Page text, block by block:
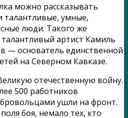
можно рассказывать
талантливые, умные,
люди. Такого же
артист Камиль
— основатель единственной
на Северном Кавказе.
отечественную войну.
500 работников
ушли на фронт.
боя, немало тех, кто